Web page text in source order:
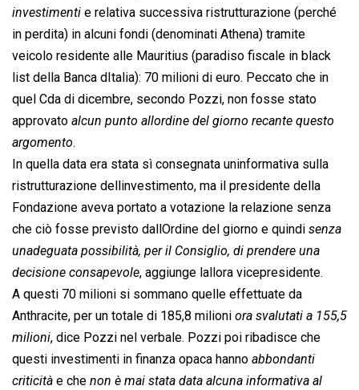
investimenti  e relativa successiva ristrutturazione (perché
in perdita) in alcuni fondi (denominati Athena) tramite
veicolo residente alle Mauritius (paradiso fiscale in black
list della Banca dItalia): 70 milioni di euro. Peccato che in
quel Cda di dicembre, secondo Pozzi, non fosse stato
approvato  alcun punto allordine del giorno recante questo
argomento.
In quella data era stata sì consegnata uninformativa sulla
ristrutturazione dellinvestimento, ma il presidente della
Fondazione aveva portato a votazione la relazione senza
che ciò fosse previsto dallOrdine del giorno e quindi  senza
unadeguata possibilità, per il Consiglio, di prendere una
decisione consapevole, aggiunge lallora vicepresidente.
A questi 70 milioni si sommano quelle effettuate da
Anthracite, per un totale di 185,8 milioni  ora svalutati a 155,5
milioni, dice Pozzi nel verbale. Pozzi poi ribadisce che
questi investimenti in finanza opaca hanno  abbondanti
criticità  e che  non è mai stata data alcuna informativa al